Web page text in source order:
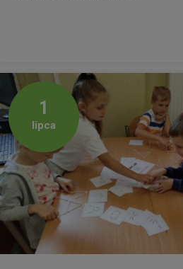
1
lipca